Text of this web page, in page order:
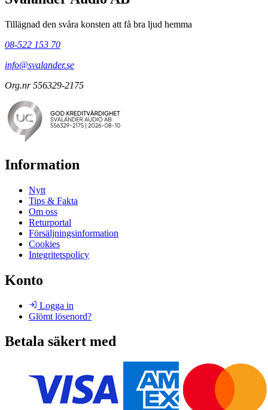
Tillägnad den svåra konsten att få bra ljud hemma
08-522 153 70
info@svalander.se
Org.nr 556329-2175
Information
Nytt
Tips & Fakta
Om oss
Returportal
Försäljningsinformation
Cookies
Integritetspolicy
Konto
Logga in
Glömt lösenord?
Betala säkert med